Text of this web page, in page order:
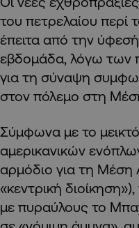
του πετρελαίου περί
έπειτα από την
εβδομάδα, λόγω των
για τη σύναψη
στον πόλεμο στη
Σύμφωνα με το
αμερικανικών
αρμόδιο για τη Μέση
«κεντρική
με πυραύλους το